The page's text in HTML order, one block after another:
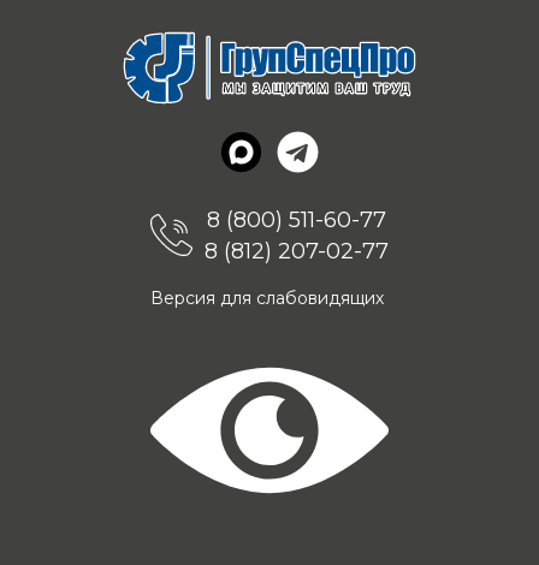
8 (800) 511-60-77
8 (812) 207-02-77
Версия для слабовидящих